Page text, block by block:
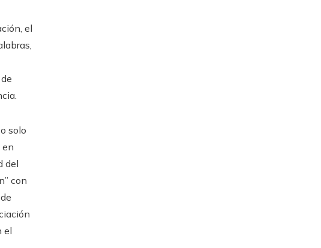
el
solo
en
del
con
el